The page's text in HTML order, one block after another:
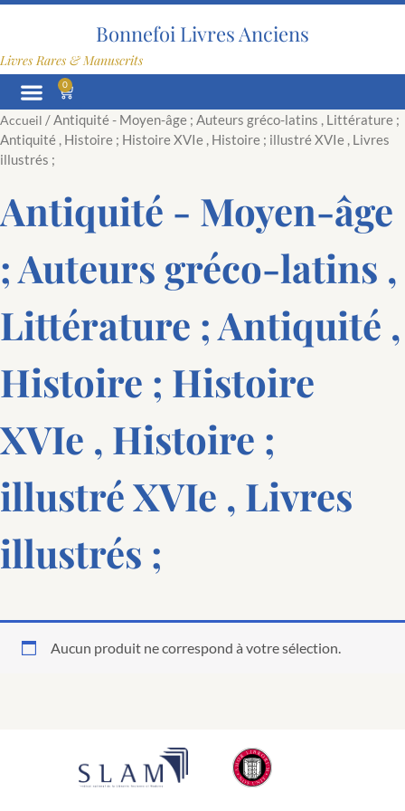
Aller
Bonnefoi Livres Anciens
Livres Rares & Manuscrits
0
Panier
Accueil / Antiquité - Moyen-âge ; Auteurs gréco-latins , Littérature ;
Antiquité , Histoire ; Histoire XVIe , Histoire ; illustré XVIe , Livres
illustrés ;
Antiquité - Moyen-âge
; Auteurs gréco-latins ,
Littérature ; Antiquité ,
Histoire ; Histoire
XVIe , Histoire ;
illustré XVIe , Livres
illustrés ;
Aucun produit ne correspond à votre sélection.